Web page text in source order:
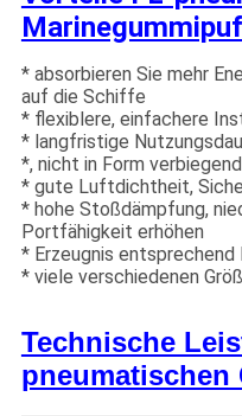
* absorbieren Sie mehr
auf die Schiffe
* flexiblere, einfachere
* langfristige
*, nicht in Form
* gute Luftdichtheit,
* hohe Stoßdämpfung,
Portfähigkeit erhöhen
* Erzeugnis
* viele verschiedenen
Technische
pneumatischen